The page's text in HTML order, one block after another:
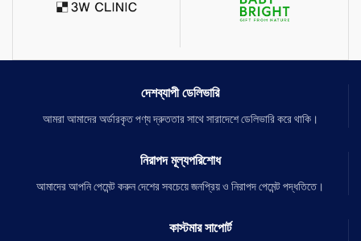
ত্বকের ডার্কসার্কেল দূর করবে।
দেশব্যাপী ডেলিভারি
আমরা আমাদের অর্ডারকৃত পণ্য দ্রুততার সাথে সারাদেশে ডেলিভারি করে থাকি।
নিরাপদ মূল্যপরিশোধ
আমাদের আপনি পেমেন্ট করুন দেশের সবচেয়ে জনপ্রিয় ও নিরাপদ পেমেন্ট পদ্ধতিতে।
কাস্টমার সাপোর্ট